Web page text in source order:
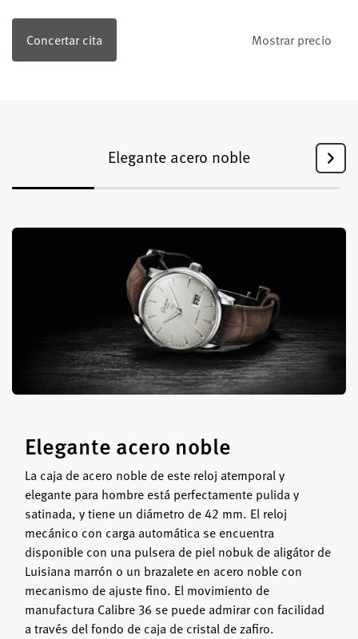
Concertar cita Mostrar precio
Elegante acero noble
Elegante acero noble
La caja de acero noble de este reloj atemporal y
elegante para hombre está perfectamente pulida y
satinada, y tiene un diámetro de 42 mm. El reloj
mecánico con carga automática se encuentra
disponible con una pulsera de piel nobuk de aligátor de
Luisiana marrón o un brazalete en acero noble con
mecanismo de ajuste fino. El movimiento de
manufactura Calibre 36 se puede admirar con facilidad
a través del fondo de caja de cristal de zafiro.